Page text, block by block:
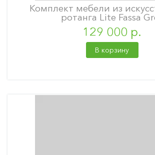
Комплект мебели из
ротанга Lite Fassa
129 000 р.
В корзину